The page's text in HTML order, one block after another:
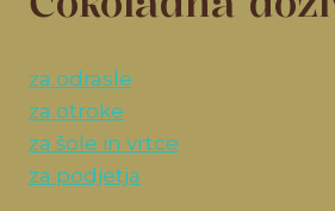
za odrasle
za otroke
za šole in vrtce
za podjetja